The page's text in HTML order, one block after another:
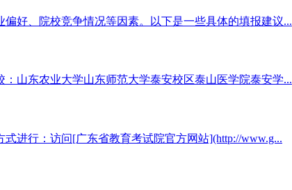
好、院校竞争情况等因素。以下是一些具体的填报建议...
山东农业大学山东师范大学泰安校区泰山医学院泰安学...
进行：访问[广东省教育考试院官方网站](http://www.g...